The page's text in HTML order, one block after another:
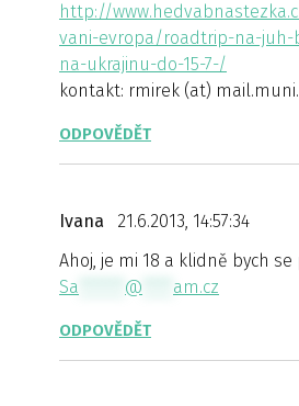
http://
vani-evropa/roadtrip-na-
na-ukrajinu-do-15-7-/
kontakt: rmirek (at)
ODPOVĚDĚT
Ivana
21.6.2013, 14:57:34
Ahoj, je mi 18 a klidně bych
Sa
@ am.cz
ODPOVĚDĚT